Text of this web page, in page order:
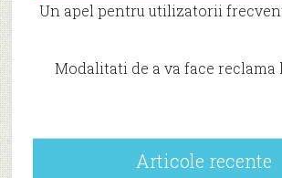
Un apel pentru utilizatorii
Modalitati de a va face
Articole recente